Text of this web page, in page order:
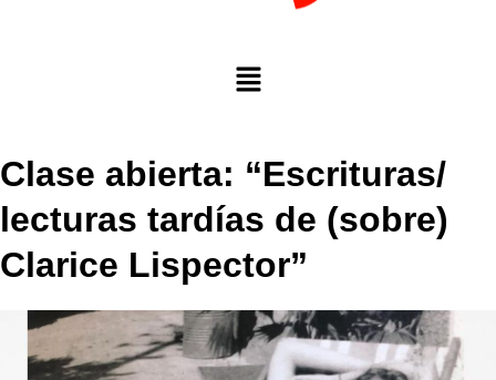
Clase abierta: “Escrituras/
lecturas tardías de (sobre)
Clarice Lispector”